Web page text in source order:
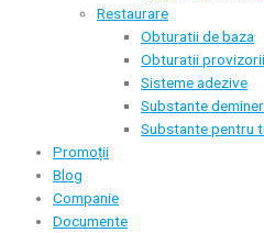
Restaurare
Obturatii de baza
Obturatii provizorii
Sisteme adezive
Substante
Substante pentru
Promoții
Blog
Companie
Documente